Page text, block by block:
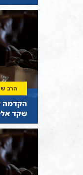
הרב
הקדמה
שקד